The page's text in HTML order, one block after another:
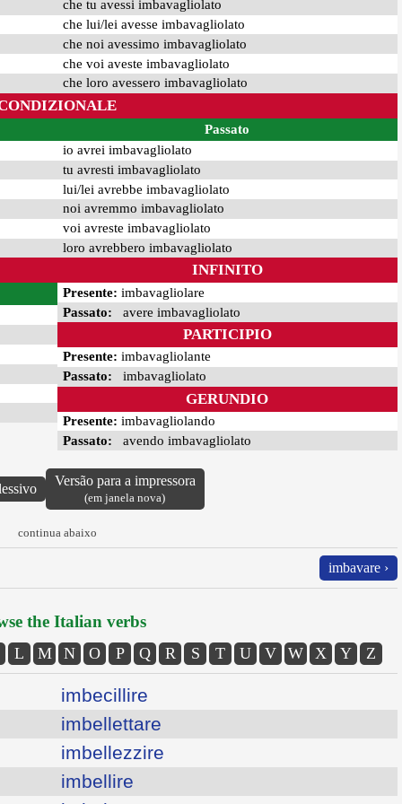
che tu avessi imbavagliolato
che lui/lei avesse imbavagliolato
che noi avessimo imbavagliolato
che voi aveste imbavagliolato
che loro avessero imbavagliolato
Passato
io avrei imbavagliolato
tu avresti imbavagliolato
lui/lei avrebbe imbavagliolato
noi avremmo imbavagliolato
voi avreste imbavagliolato
loro avrebbero imbavagliolato
INFINITO
Presente: imbavagliolare
Passato: avere imbavagliolato
PARTICIPIO
Presente: imbavagliolante
Passato: imbavagliolato
GERUNDIO
Presente: imbavagliolando
Passato: avendo imbavagliolato
Versão para a impressora
(em janela nova)
continua abaixo
imbavare ›
the Italian verbs
L M N O P Q R S T U V W X Y Z
imbecillire
imbellettare
imbellezzire
imbellire